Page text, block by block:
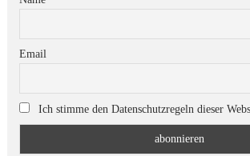
Email
Ich stimme den Datenschutzregeln dieser